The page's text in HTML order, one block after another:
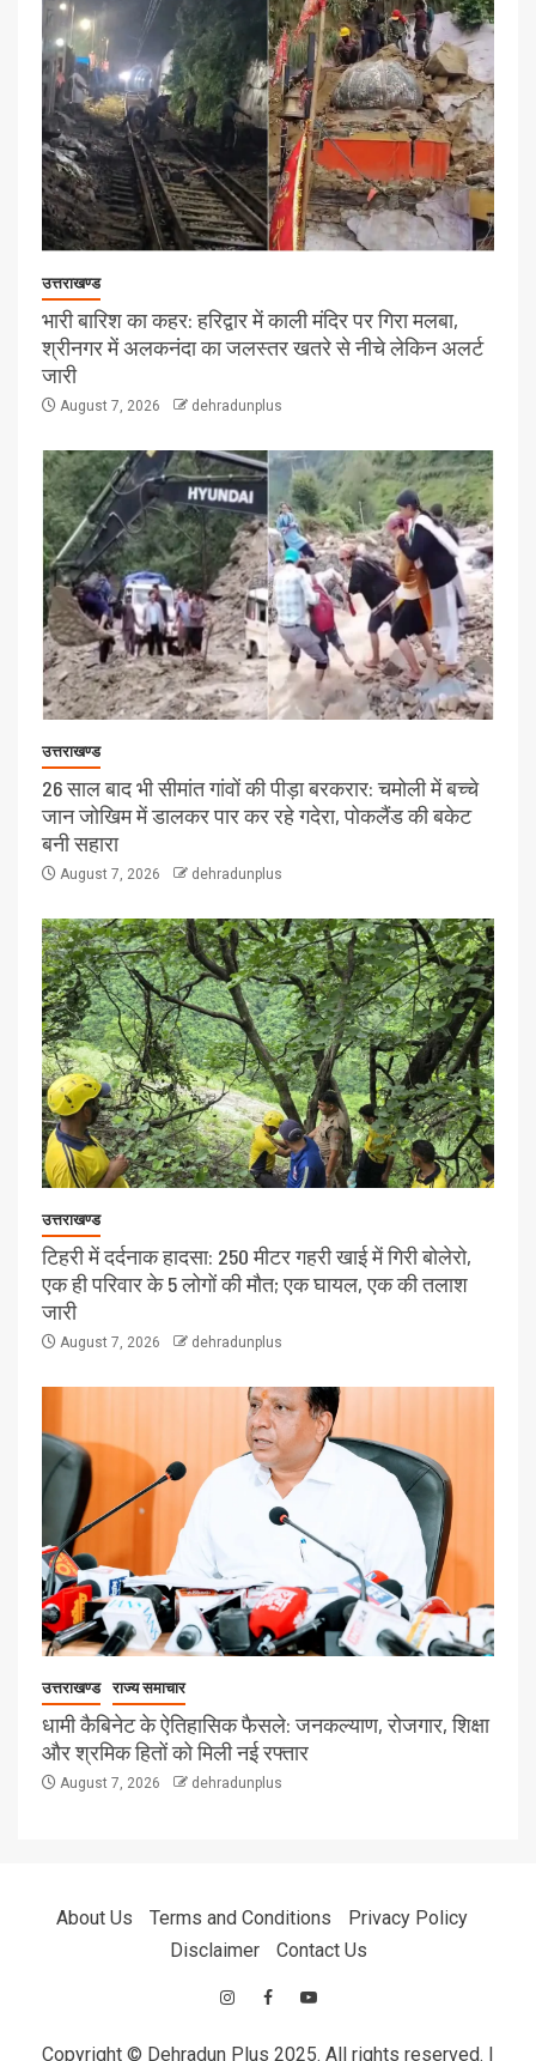
उत्तराखण्ड
भारी बारिश का कहर: हरिद्वार में काली मंदिर पर गिरा मलबा,
श्रीनगर में अलकनंदा का जलस्तर खतरे से नीचे लेकिन अलर्ट
जारी
August 7, 2026 dehradunplus
उत्तराखण्ड
26 साल बाद भी सीमांत गांवों की पीड़ा बरकरार: चमोली में बच्चे
जान जोखिम में डालकर पार कर रहे गदेरा, पोकलैंड की बकेट
बनी सहारा
August 7, 2026 dehradunplus
उत्तराखण्ड
टिहरी में दर्दनाक हादसा: 250 मीटर गहरी खाई में गिरी बोलेरो,
एक ही परिवार के 5 लोगों की मौत; एक घायल, एक की तलाश
जारी
August 7, 2026 dehradunplus
उत्तराखण्ड राज्य समाचार
धामी कैबिनेट के ऐतिहासिक फैसले: जनकल्याण, रोजगार, शिक्षा
और श्रमिक हितों को मिली नई रफ्तार
August 7, 2026 dehradunplus
About Us Terms and Conditions
Privacy Policy
Disclaimer
Contact Us
Copyright © Dehradun Plus 2025. All rights reserved. |